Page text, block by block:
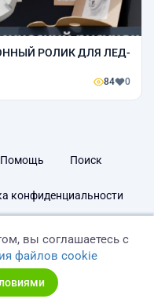
РОЛИК ДЛЯ ЛЕД-
84 0
Помощь Поиск
конфиденциальности
вы соглашаетесь с
файлов cookie